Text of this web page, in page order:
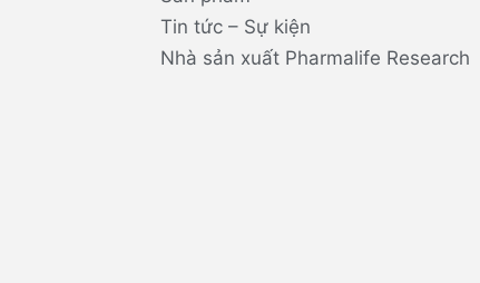
Tin tức – Sự kiện
Nhà sản xuất Pharmalife Research